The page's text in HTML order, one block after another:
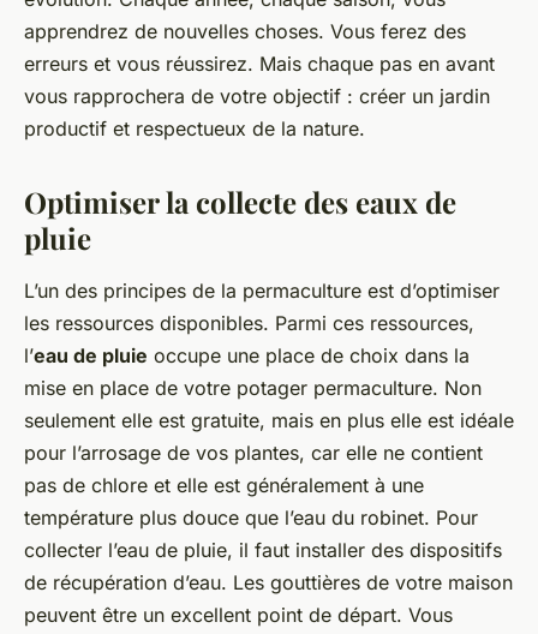
apprendrez de nouvelles choses. Vous ferez des
erreurs et vous réussirez. Mais chaque pas en avant
vous rapprochera de votre objectif : créer un jardin
productif et respectueux de la nature.
Optimiser la collecte des eaux de
pluie
L’un des principes de la permaculture est d’optimiser
les ressources disponibles. Parmi ces ressources,
l’eau de pluie occupe une place de choix dans la
mise en place de votre potager permaculture. Non
seulement elle est gratuite, mais en plus elle est idéale
pour l’arrosage de vos plantes, car elle ne contient
pas de chlore et elle est généralement à une
température plus douce que l’eau du robinet. Pour
collecter l’eau de pluie, il faut installer des dispositifs
de récupération d’eau. Les gouttières de votre maison
peuvent être un excellent point de départ. Vous